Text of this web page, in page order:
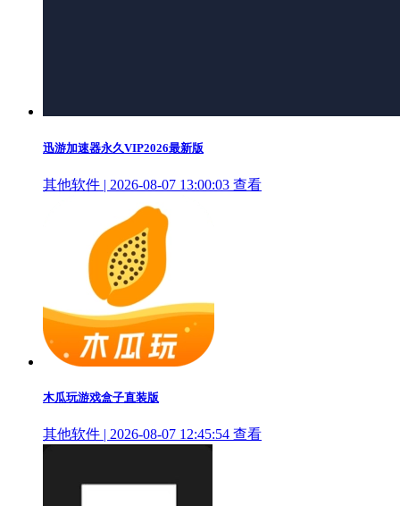
迅游加速器永久VIP2026最新版
其他软件 | 2026-08-07 13:00:03 查看
木瓜玩游戏盒子直装版
其他软件 | 2026-08-07 12:45:54 查看